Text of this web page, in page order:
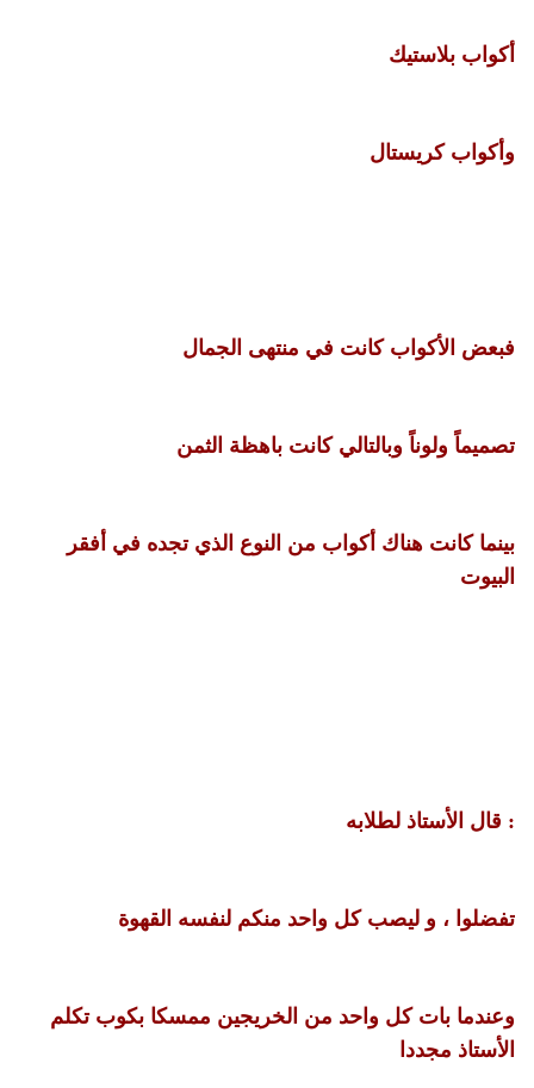
أكواب بلاستيك
وأكواب كريستال
فبعض الأكواب كانت في منتهى الجمال
تصميماً ولوناً وبالتالي كانت باهظة الثمن
بينما كانت هناك أكواب من النوع الذي تجده في أفقر
البيوت
: قال الأستاذ لطلابه
تفضلوا ، و ليصب كل واحد منكم لنفسه القهوة
وعندما بات كل واحد من الخريجين ممسكا بكوب تكلم
الأستاذ مجددا